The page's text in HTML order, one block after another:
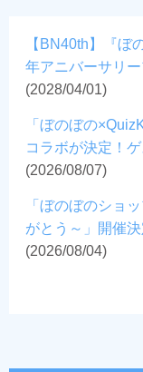
【BN40th】『ぼ
年アニバーサリー
(2028/04/01)
「ぼのぼの
コラボが決定！
(2026/08/07)
「ぼのぼのショ
がとう～」開催
(2026/08/04)